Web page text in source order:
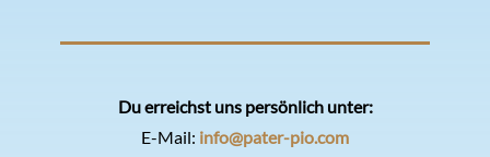
Du erreichst uns persönlich unter:
E-Mail: info@pater-pio.com